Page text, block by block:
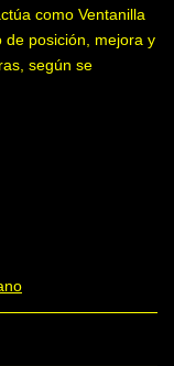
como Ventanilla
de posición, mejora y
según se